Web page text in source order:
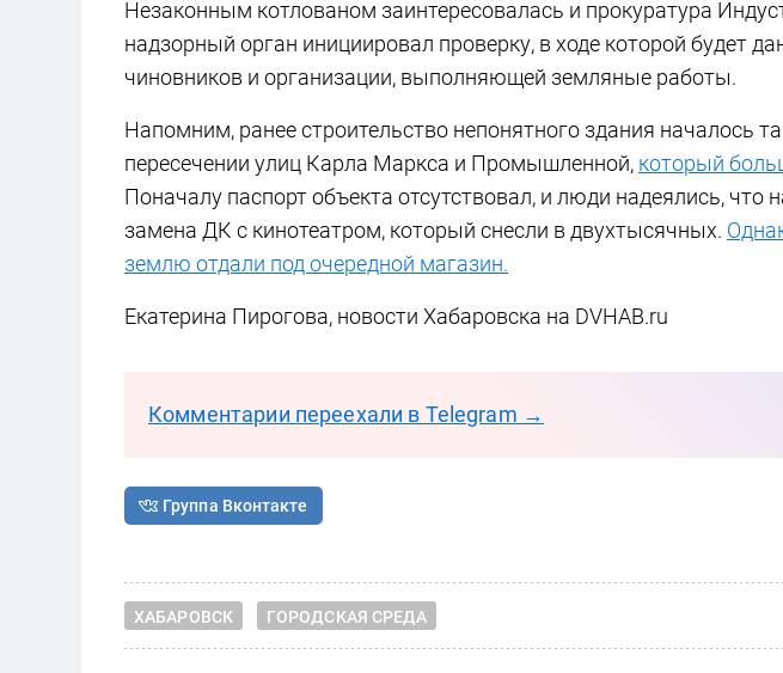
Незаконным котлованом заинтересовалась и прокуратура
надзорный орган инициировал проверку, в ходе которой будет
чиновников и организации, выполняющей земляные работы.
Напомним, ранее строительство непонятного здания началось
пересечении улиц Карла Маркса и Промышленной, который
Поначалу паспорт объекта отсутствовал, и люди надеялись, что
замена ДК с кинотеатром, который снесли в двухтысячных.
землю отдали под очередной магазин.
Екатерина Пирогова, новости Хабаровска на DVHAB.ru
Комментарии переехали в Telegram →
Группа Вконтакте
ХАБАРОВСК ГОРОДСКАЯ СРЕДА